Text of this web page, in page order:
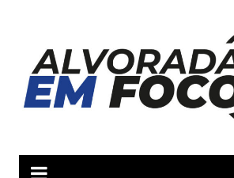
conteúdo